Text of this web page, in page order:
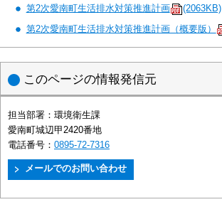
第2次愛南町生活排水対策推進計画
(2063KB)
第2次愛南町生活排水対策推進計画（概要版）
このページの情報発信元
担当部署： 環境衛生課
愛南町城辺甲2420番地
電話番号： 0895-72-7316